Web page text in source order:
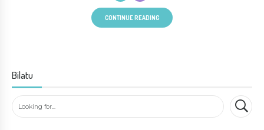
CONTINUE READING
Bilatu